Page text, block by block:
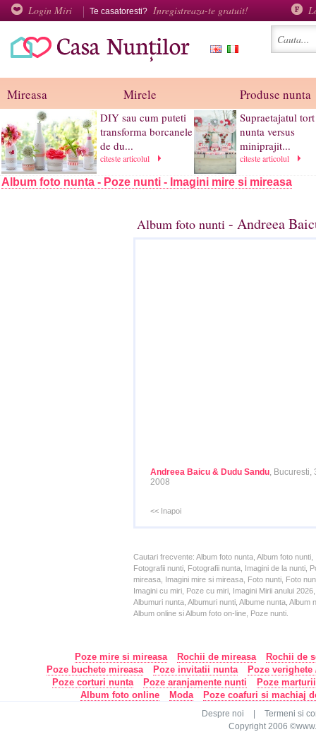
Login Miri Te casatoresti? Inregistreaza-te gratuit!
Mireasa Mirele Produse nunta
DIY sau cum puteti
transforma borcanele
de du...
citeste articolul
Supraetajatul
nunta versus
miniprajit...
citeste articolul
Album foto nunta - Poze nunti - Imagini mire si mireasa
Album foto nunti - Andreea
Andreea Baicu & Dudu Sandu, Bucuresti,
2008
<< Inapoi
Cautari frecvente: Album foto nunta, Album foto
Fotografii nunti, Fotografii nunta, Imagini de la nunti,
mireasa, Imagini mire si mireasa, Foto nunti, Foto
Imagini cu miri, Poze cu miri, Imagini Mirii anului
Albumuri nunta, Albumuri nunti, Albume nunta,
Album online si Album foto on-line, Poze nunti.
Poze mire si mireasa Rochii de mireasa
Rochii de
Poze buchete mireasa
Poze invitatii nunta
Poze
Poze corturi nunta
Poze aranjamente nunti
Poze
Album foto online
Moda Poze coafuri si machiaj
Despre noi
Termeni si
Copyright 2006